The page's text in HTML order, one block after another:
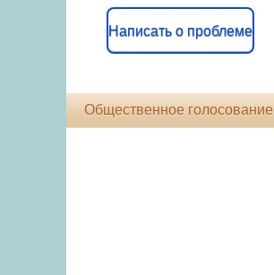
Написать о проблеме
Общественное голосование